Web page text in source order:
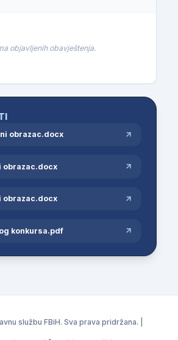
objavljenih obavještenja.
obrazac.docx
obrazac.docx
obrazac.docx
konkursa.pdf
službu FBiH. Sva prava pridržana. |